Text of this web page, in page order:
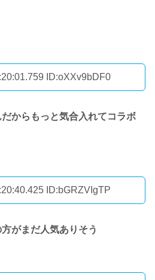
ID:oXXv9bDF0
からもっと気合入れてコラボ
ID:bGRZVIgTP
がまだ人気ありそう